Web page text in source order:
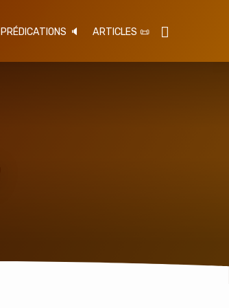
PRÉDICATIONS 🔈 ARTICLES 📜